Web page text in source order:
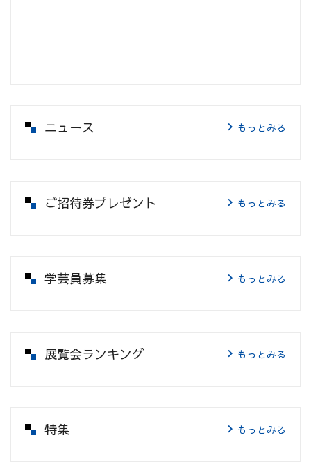
ニュース もっとみる
ご招待券プレゼント もっとみる
学芸員募集 もっとみる
展覧会ランキング もっとみる
特集 もっとみる